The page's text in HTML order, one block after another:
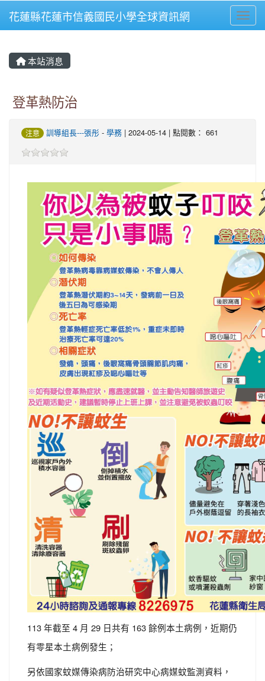
⏸
花蓮縣花蓮市信義國民小學全球資訊網
本站消息
登革熱防治
注意 訓導組長---張彤 - 學務 | 2024-05-14 | 點閱數： 661
113 年截至 4 月 29 日共有 163 餘例本土病例，近期仍
有零星本土病例發生；
另依國家蚊媒傳染病防治研究中心病媒蚊監測資料，